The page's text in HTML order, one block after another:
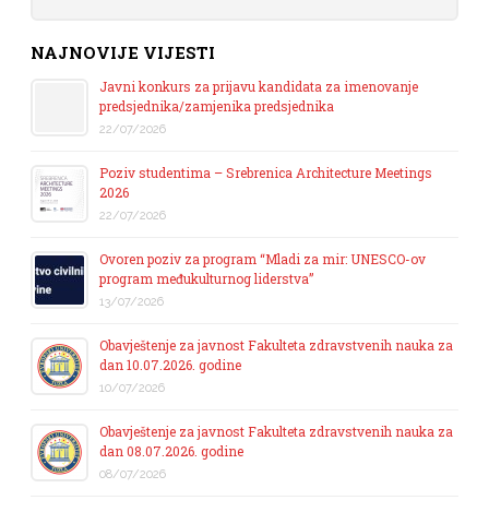
NAJNOVIJE VIJESTI
Javni konkurs za prijavu kandidata za imenovanje
predsjednika/zamjenika predsjednika
22/07/2026
Poziv studentima – Srebrenica Architecture Meetings
2026
22/07/2026
Ovoren poziv za program “Mladi za mir: UNESCO-ov
program međukulturnog liderstva”
13/07/2026
Obavještenje za javnost Fakulteta zdravstvenih nauka za
dan 10.07.2026. godine
10/07/2026
Obavještenje za javnost Fakulteta zdravstvenih nauka za
dan 08.07.2026. godine
08/07/2026